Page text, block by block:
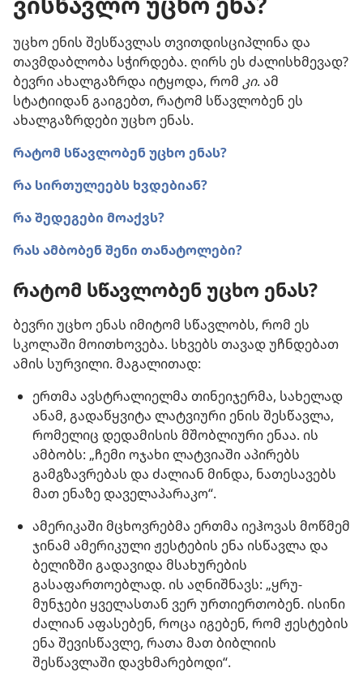
უცხო ენის შესწავლას თვითდისციპლინა და
თავმდაბლობა სჭირდება. ღირს ეს ძალისხმევად?
ბევრი ახალგაზრდა იტყოდა, რომ კი. ამ
სტატიიდან გაიგებთ, რატომ სწავლობენ ეს
ახალგაზრდები უცხო ენას.
რატომ სწავლობენ უცხო ენას?
რა სირთულეებს ხვდებიან?
რა შედეგები მოაქვს?
რას ამბობენ შენი თანატოლები?
რატომ სწავლობენ უცხო ენას?
ბევრი უცხო ენას იმიტომ სწავლობს, რომ ეს
სკოლაში მოითხოვება. სხვებს თავად უჩნდებათ
ამის სურვილი. მაგალითად:
ერთმა ავსტრალიელმა თინეიჯერმა, სახელად
ანამ, გადაწყვიტა ლატვიური ენის შესწავლა,
რომელიც დედამისის მშობლიური ენაა. ის
ამბობს: „ჩემი ოჯახი ლატვიაში აპირებს
გამგზავრებას და ძალიან მინდა, ნათესავებს
მათ ენაზე დაველაპარაკო“.
ამერიკაში მცხოვრებმა ერთმა იეჰოვას მოწმემ
ჯინამ ამერიკული ჟესტების ენა ისწავლა და
ბელიზში გადავიდა მსახურების
გასაფართოებლად. ის აღნიშნავს: „ყრუ-
მუნჯები ყველასთან ვერ ურთიერთობენ. ისინი
ძალიან აფასებენ, როცა იგებენ, რომ ჟესტების
ენა შევისწავლე, რათა მათ ბიბლიის
შესწავლაში დავხმარებოდი“.